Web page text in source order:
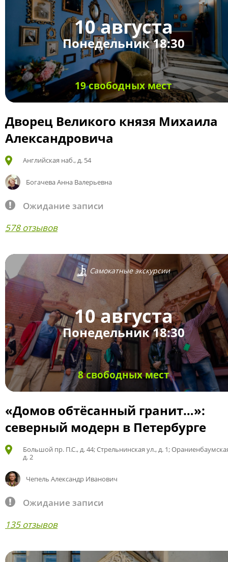
10 августа
Понедельник 18:30
19 свободных мест
Дворец Великого князя Михаила
Александровича
Английская наб., д. 54
Богачева Анна Валерьевна
Ожидание записи
578 отзывов
Самокатные экскурсии
10 августа
Понедельник 18:30
8 свободных мест
«Домов обтёсанный гранит…»:
северный модерн в Петербурге
Большой пр. П.С., д. 44; Стрельнинская ул., д. 1;
д. 2
Чепель Александр Иванович
Ожидание записи
135 отзывов